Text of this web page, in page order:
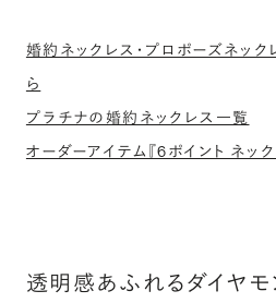
婚約ネックレス・プロポーズネッ
ら
プラチナの婚約ネックレス一覧
オーダーアイテム『6ポイント ネッ
透明感あふれるダイヤ